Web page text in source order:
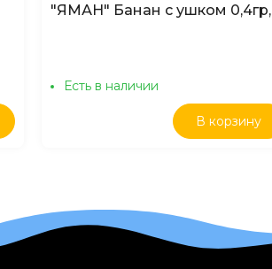
"ЯМАН" Банан с ушком 0,4гр,
Есть в наличии
В корзину